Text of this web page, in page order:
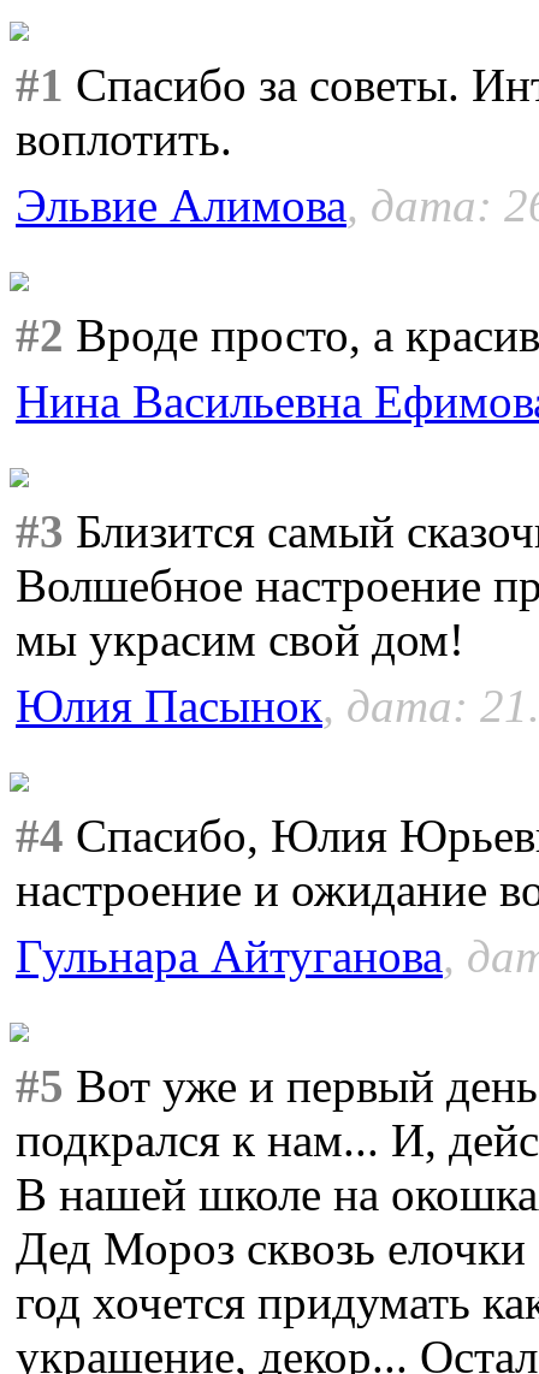
#1 Спасибо за советы.
воплотить.
Эльвие Алимова, дата:
#2 Вроде просто, а
Нина Васильевна
#3 Близится самый
Волшебное настроение
мы украсим свой дом!
Юлия Пасынок, дата:
#4 Спасибо, Юлия
настроение и ожидание
Гульнара Айтуганова,
#5 Вот уже и первый
подкрался к нам... И,
В нашей школе на
Дед Мороз сквозь
год хочется придумать
украшение, декор...